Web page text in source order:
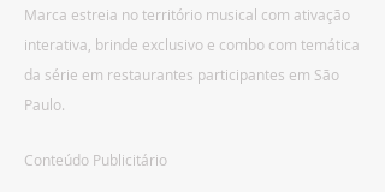
Marca estreia no território musical com ativação
interativa, brinde exclusivo e combo com temática
da série em restaurantes participantes em São
Paulo.
Conteúdo Publicitário